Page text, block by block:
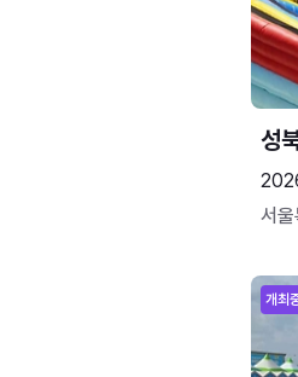
성
서
개최